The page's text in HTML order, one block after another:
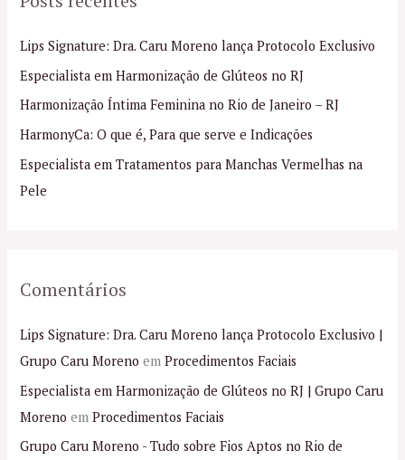
s
a
r
p
o
r
Lips Signature: Dra. Caru Moreno lança Protocolo Exclusivo
Especialista em Harmonização de Glúteos no RJ
Harmonização Íntima Feminina no Rio de Janeiro – RJ
HarmonyCa: O que é, Para que serve e Indicações
Especialista em Tratamentos para Manchas Vermelhas na
Pele
Comentários
Lips Signature: Dra. Caru Moreno lança Protocolo Exclusivo |
Grupo Caru Moreno emProcedimentos Faciais
Especialista em Harmonização de Glúteos no RJ | Grupo Caru
Moreno emProcedimentos Faciais
Grupo Caru Moreno - Tudo sobre Fios Aptos no Rio de